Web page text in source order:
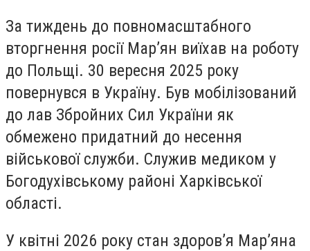
За тиждень до повномасштабного
вторгнення росії Мар’ян виїхав на роботу
до Польщі. 30 вересня 2025 року
повернувся в Україну. Був мобілізований
до лав Збройних Сил України як
обмежено придатний до несення
військової служби. Служив медиком у
Богодухівському районі Харківської
області.
У квітні 2026 року стан здоров’я Мар’яна